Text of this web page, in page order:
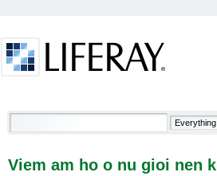
Viem am ho o nu gioi nen
Viem am ho o nu gioi nen